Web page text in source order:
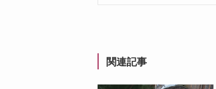
関連記事